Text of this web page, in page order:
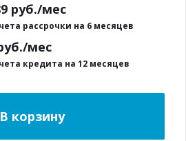
руб./мес
рассрочки на 6 месяцев
мес
кредита на 12 месяцев
В корзину